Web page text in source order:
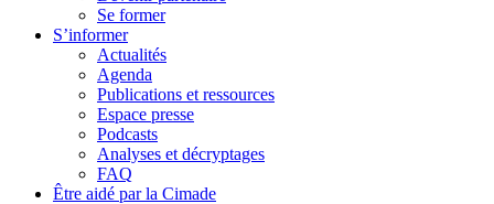
Se former
S’informer
Actualités
Agenda
Publications et ressources
Espace presse
Podcasts
Analyses et décryptages
FAQ
Être aidé par la Cimade